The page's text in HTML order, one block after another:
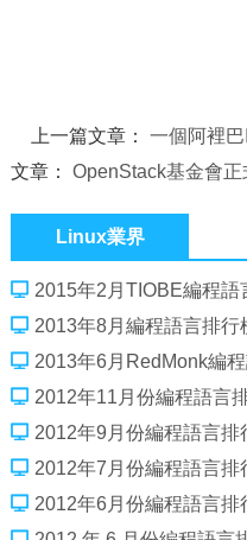
上一篇文章：一個阿裡
文章： OpenStack基金會正
Linux業界
2015年2月TIOBE編程語
2013年8月編程語言排行
2013年6月RedMonk編
2012年11月份編程語言
2012年9月份編程語言排
2012年7月份編程語言排
2012年6月份編程語言排